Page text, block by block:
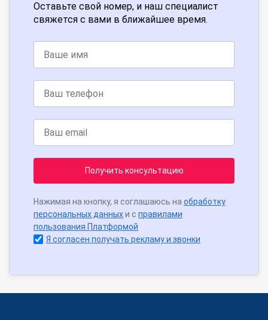
Оставьте свой номер, и наш специалист
свяжется с вами в ближайшее время.
Получить консультацию
Нажимая на кнопку, я соглашаюсь на обработку
персональных данныхи с правилами
пользования Платформой
Я согласен получать рекламу и звонки